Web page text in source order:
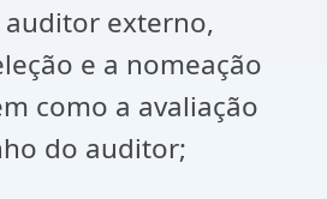
externo,
e a nomeação
como a avaliação
do auditor;